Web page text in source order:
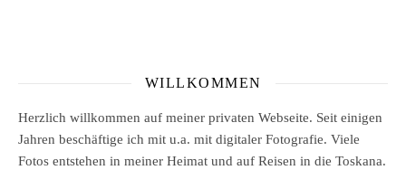
WILLKOMMEN
Herzlich willkommen auf meiner privaten Webseite. Seit einigen
Jahren beschäftige ich mit u.a. mit digitaler Fotografie. Viele
Fotos entstehen in meiner Heimat und auf Reisen in die Toskana.